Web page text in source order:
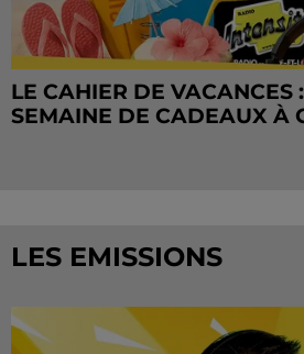
LE CAHIER DE VACANCES
SEMAINE DE CADEAUX À
LES EMISSIONS